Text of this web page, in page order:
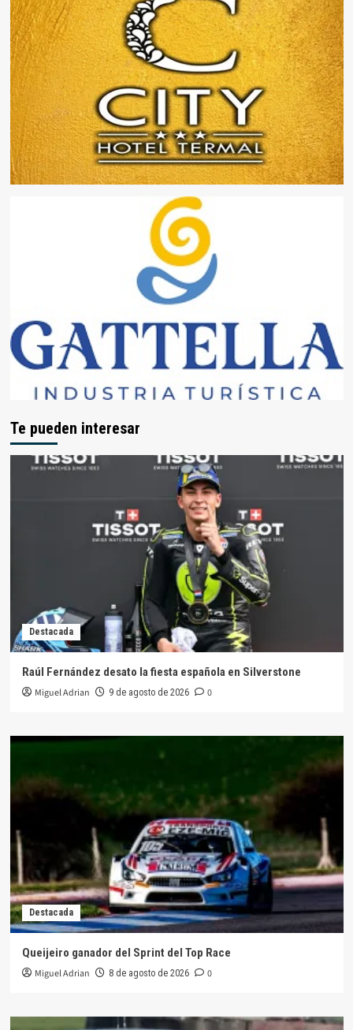
Te pueden interesar
Destacada
Raúl Fernández desato la fiesta española en Silverstone
Miguel Adrian 9 de agosto de 2026 0
Destacada
Queijeiro ganador del Sprint del Top Race
Miguel Adrian 8 de agosto de 2026 0